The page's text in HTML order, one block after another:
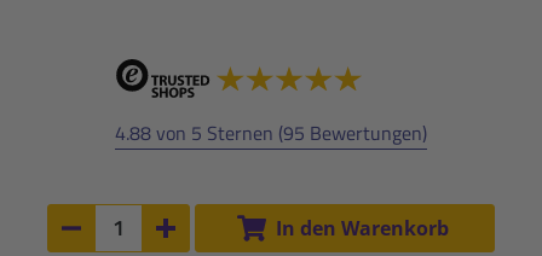
4.88 von 5 Sternen (95 Bewertungen)
Anzahl:
Anzahl um 1 verringern
Anzahl um 1 erhöhen
In den Warenkorb